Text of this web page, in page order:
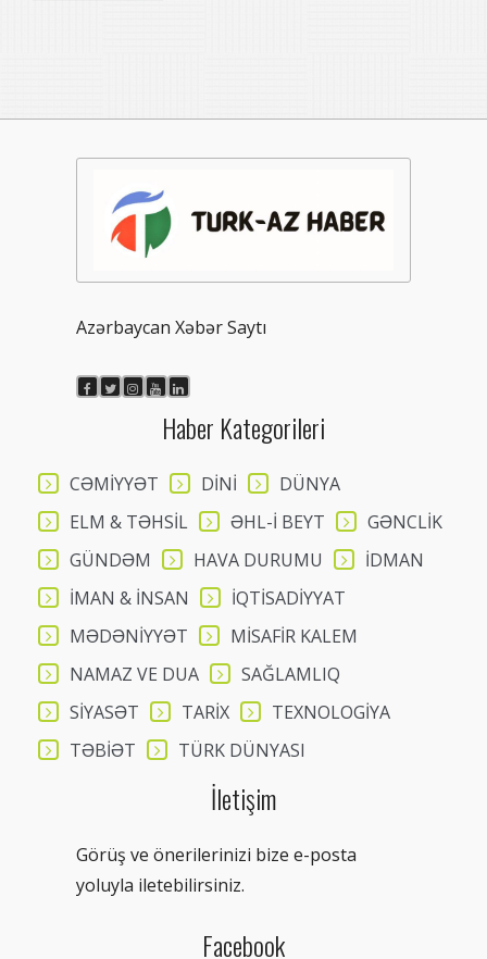
Azərbaycan Xəbər Saytı
Haber Kategorileri
CƏMİYYƏT DİNİ
DÜNYA
ELM & TƏHSİL
ƏHL-İ BEYT
GƏNCLİK
GÜNDƏM
HAVA DURUMU
İDMAN
İMAN & İNSAN
İQTİSADİYYAT
MƏDƏNİYYƏT
MİSAFİR KALEM
NAMAZ VE DUA
SAĞLAMLIQ
SİYASƏT
TARİX
TEXNOLOGİYA
TƏBİƏT
TÜRK DÜNYASI
İletişim
Görüş ve önerilerinizi bize e-posta
yoluyla iletebilirsiniz.
Facebook